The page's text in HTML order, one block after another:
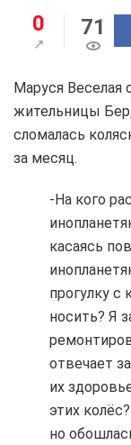
0 71
Маруся Веселая
жительницы
сломалась
за месяц.
-На кого
касаясь
прогулку с
носить? Я
отвечает
их
этих
но